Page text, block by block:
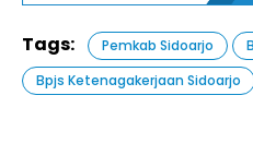
Tags: Pemkab Sidoarjo
Bpjs Ketenagakerjaan Sidoarjo